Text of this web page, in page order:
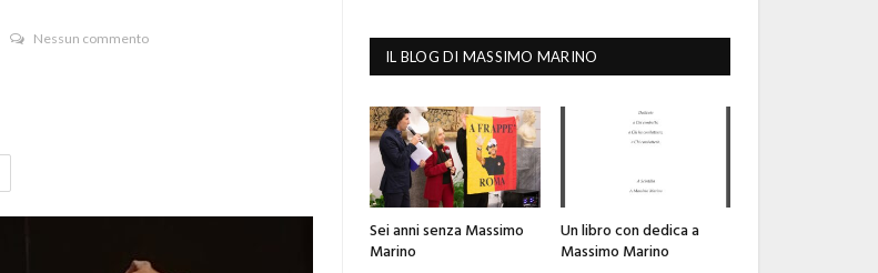
Nessun commento
IL BLOG DI MASSIMO MARINO
Sei anni senza Massimo
Marino
Un libro con dedica a
Massimo Marino